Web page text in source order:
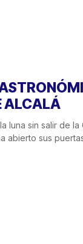
ALCALÁ
luna sin salir de la
abierto sus puertas